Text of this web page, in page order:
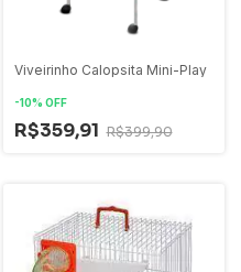
Viveirinho Calopsita Mini-Play
-10% OFF
R$359,91 R$399,90